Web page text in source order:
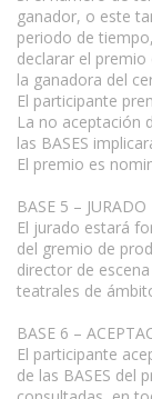
ganador, o este
periodo de
declarar el
la ganadora del
El participante
La no aceptación
las BASES
El premio es
BASE 5 – JURADO
El jurado estará
del gremio de
director de
teatrales de
BASE 6 –
El participante
de las BASES del